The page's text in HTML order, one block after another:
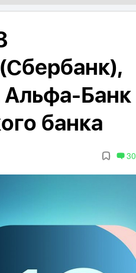
Альфа-Банк
банка
30